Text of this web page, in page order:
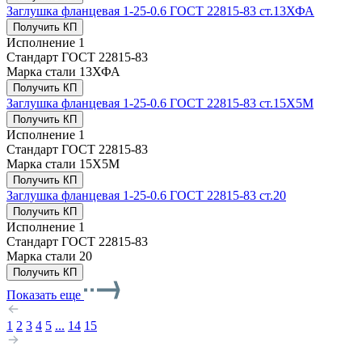
Заглушка фланцевая 1-25-0.6 ГОСТ 22815-83 ст.13ХФА
Получить КП
Исполнение 1
Стандарт ГОСТ 22815-83
Марка стали 13ХФА
Получить КП
Заглушка фланцевая 1-25-0.6 ГОСТ 22815-83 ст.15Х5М
Получить КП
Исполнение 1
Стандарт ГОСТ 22815-83
Марка стали 15Х5М
Получить КП
Заглушка фланцевая 1-25-0.6 ГОСТ 22815-83 ст.20
Получить КП
Исполнение 1
Стандарт ГОСТ 22815-83
Марка стали 20
Получить КП
Показать еще
1 2 3 4 5 ... 14 15